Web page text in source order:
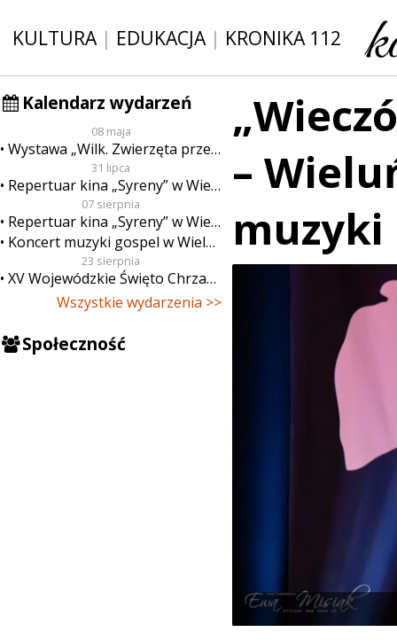
KULTURA| EDUKACJA| KRONIKA 112
Kalendarz wydarzeń
08 maja
Wystawa „Wilk. Zwierzęta przeklęte”
31 lipca
Repertuar kina „Syreny” w Wieluniu w dn. od 31 lipca do 6 sierpnia
07 sierpnia
Repertuar kina „Syreny” w Wieluniu w dn. od 7 do 13 sierpnia
Koncert muzyki gospel w Wieluniu
23 sierpnia
XV Wojewódzkie Święto Chrzanu
Wszystkie wydarzenia >>
Społeczność
–
muzyki